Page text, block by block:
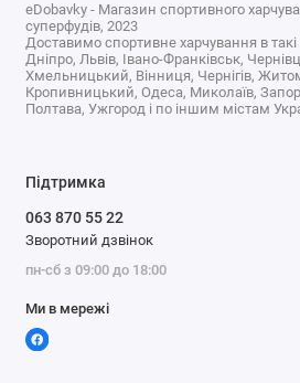
eDobavky - Магазин спортивного
суперфудів, 2023
Доставимо спортивне харчування в такі
Дніпро, Львів, Івано-Франківськ,
Хмельницький, Вінниця, Чернігів,
Кропивницький, Одеса, Миколаїв,
Полтава, Ужгород і по іншим містам
Підтримка
063 870 55 22
Зворотний дзвінок
пн-сб з 09:00 до 18:00
Ми в мережі